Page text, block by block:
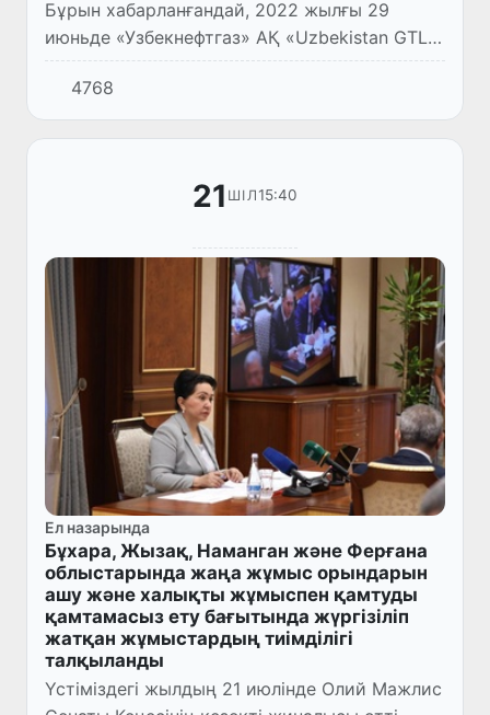
Бұрын хабарланғандай, 2022 жылғы 29
июньде «Узбекнефтгаз» АҚ «Uzbekistan GTL»
зауыты Өзбекстан мұнай-химия өнеркәсібі
тарихындағы алғашқы синтетикалық дизель
өнімдерінің өндірілге...
4768
21 ШІЛ15:40
Ел назарында
Бұхара, Жызақ, Наманган және Ферғана
облыстарында жаңа жұмыс орындарын
ашу және халықты жұмыспен қамтуды
қамтамасыз ету бағытында жүргізіліп
жатқан жұмыстардың тиімділігі
талқыланды
Үстіміздегі жылдың 21 июлінде Олий Мажлис